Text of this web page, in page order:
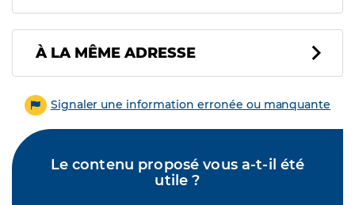
À LA MÊME ADRESSE
Signaler une information erronée ou manquante
Le contenu proposé vous a-t-il été
utile ?